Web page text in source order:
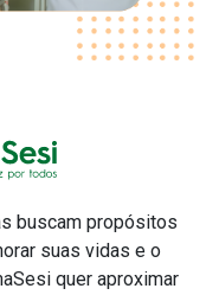
buscam propósitos
suas vidas e o
quer aproximar